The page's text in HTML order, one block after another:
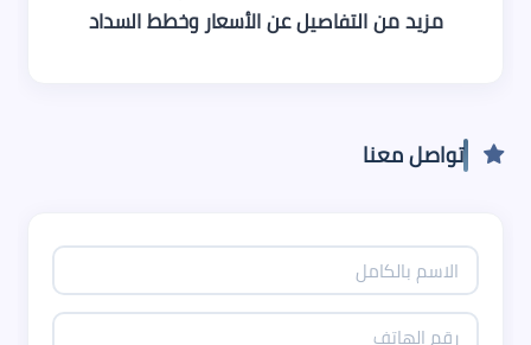
مزيد من التفاصيل عن الأسعار وخطط السداد
تواصل معنا